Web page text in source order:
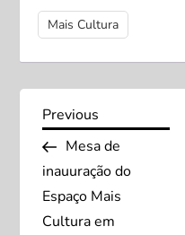
Mais Cultura
N
a
v
Previous
Post
Previous
Mesa de
inauuração do
Espaço Mais
Cultura em